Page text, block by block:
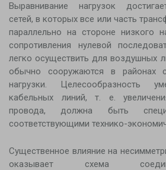
Выравнивание нагрузок
сетей, в которых все или часть
параллельно на стороне низкого
сопротивления нулевой
легко осуществить для воздушных
обычно сооружаются в районах
нагрузки. Целесообразность
кабельных линий, т. е.
провода, должна быть
соответствующими технико-
Существенное влияние на
оказывает схема